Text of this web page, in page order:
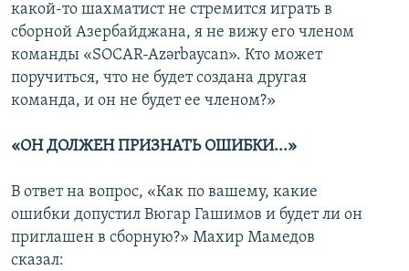
какой-то шахматист не стремится играть в
сборной Азербайджана, я не вижу его членом
команды «SOCAR-Azərbaycan». Кто может
поручиться, что не будет создана другая
команда, и он не будет ее членом?»
«ОН ДОЛЖЕН ПРИЗНАТЬ ОШИБКИ...»
В ответ на вопрос, «Как по вашему, какие
ошибки допустил Вюгар Гашимов и будет ли он
приглашен в сборную?» Махир Мамедов
сказал: